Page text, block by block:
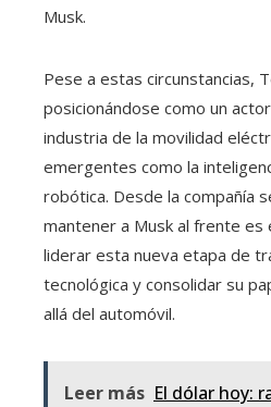
Musk.
Pese a estas circunstancias,
posicionándose como un
industria de la movilidad
emergentes como la
robótica. Desde la compañía
mantener a Musk al frente
liderar esta nueva etapa de
tecnológica y consolidar su
allá del automóvil.
Leer más El dólar hoy: